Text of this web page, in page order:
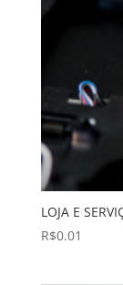
LOJA E
R$0.01